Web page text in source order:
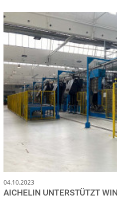
04.10.2023
AICHELIN UNTERSTÜTZT